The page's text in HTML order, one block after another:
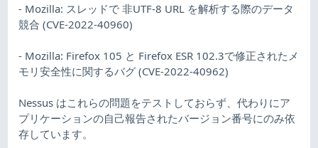
- Mozilla: スレッドで 非UTF-8 URL を解析する際のデータ
競合 (CVE-2022-40960)
- Mozilla: Firefox 105 と Firefox ESR 102.3で修正されたメ
モリ安全性に関するバグ (CVE-2022-40962)
Nessus はこれらの問題をテストしておらず、代わりにア
プリケーションの自己報告されたバージョン番号にのみ依
存しています。